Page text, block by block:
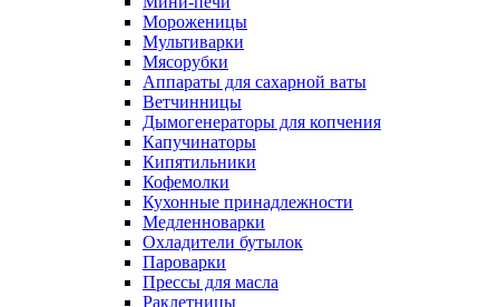
Мороженицы
Мультиварки
Мясорубки
Аппараты для сахарной ваты
Ветчинницы
Дымогенераторы для копчения
Капучинаторы
Кипятильники
Кофемолки
Кухонные принадлежности
Медленноварки
Охладители бутылок
Пароварки
Прессы для масла
Раклетницы